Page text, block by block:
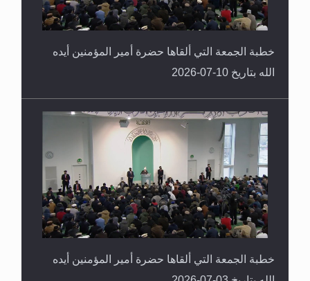
خطبة الجمعة التي ألقاها حضرة أمير المؤمنين أيده
الله بتاريخ 10-07-2026
خطبة الجمعة التي ألقاها حضرة أمير المؤمنين أيده